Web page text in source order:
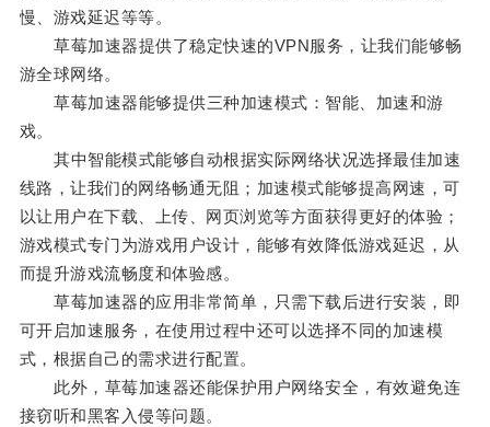
慢、游戏延迟等等。
草莓加速器提供了稳定快速的VPN服务，让我们能够畅
游全球网络。
草莓加速器能够提供三种加速模式：智能、加速和游
戏。
其中智能模式能够自动根据实际网络状况选择最佳加速
线路，让我们的网络畅通无阻；加速模式能够提高网速，可
以让用户在下载、上传、网页浏览等方面获得更好的体验；
游戏模式专门为游戏用户设计，能够有效降低游戏延迟，从
而提升游戏流畅度和体验感。
草莓加速器的应用非常简单，只需下载后进行安装，即
可开启加速服务，在使用过程中还可以选择不同的加速模
式，根据自己的需求进行配置。
此外，草莓加速器还能保护用户网络安全，有效避免连
接窃听和黑客入侵等问题。